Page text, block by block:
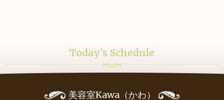
Today's Schedule
美容室Kawa（かわ）